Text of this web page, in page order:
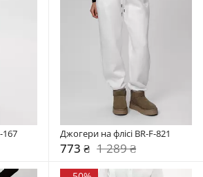
167 Джогери на флісі BR-F-821
773 ₴ 1 289 ₴